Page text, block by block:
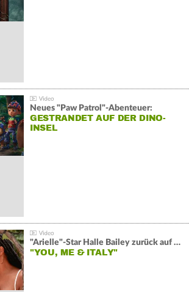
Neues "Paw Patrol"-Abenteuer:
GESTRANDET AUF DER DINO-
INSEL
"Arielle"-Star Halle Bailey zurück auf der Leinwand:
"YOU, ME & ITALY"